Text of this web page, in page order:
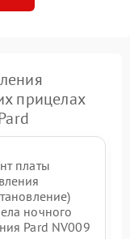
прицелах
платы
ночного
Pard NV009